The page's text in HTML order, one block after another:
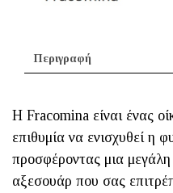
Περιγραφή
Η Fracomina είναι ένας
επιθυμία να ενισχυθεί η
προσφέροντας μια μεγάλη
αξεσουάρ που σας